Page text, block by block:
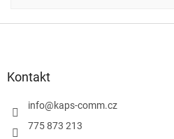
Kontakt
info@kaps-comm.cz
775 873 213